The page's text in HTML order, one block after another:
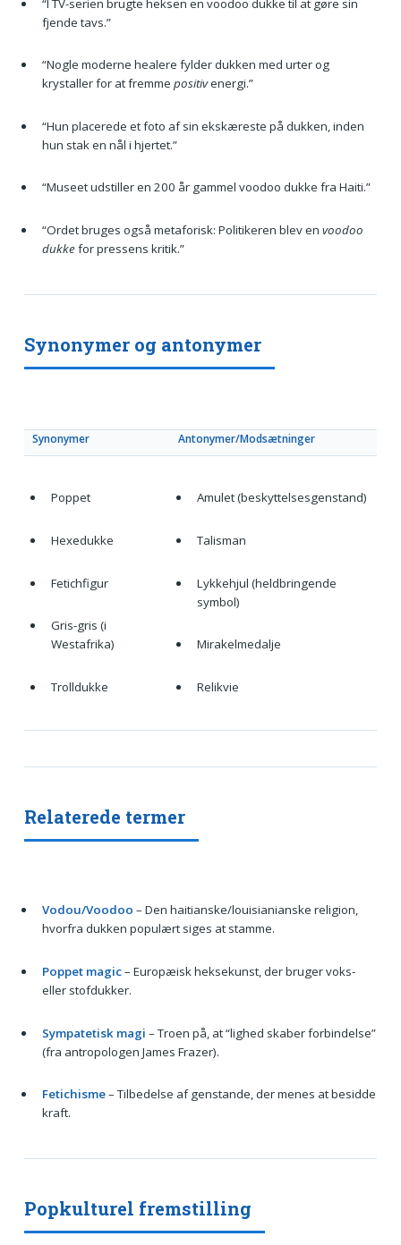
fjende tavs.”
“Nogle moderne healere fylder dukken med urter og
krystaller for at fremme positivenergi.”
“Hun placerede et foto af sin ekskæreste på dukken, inden
hun stak en nål i hjertet.”
“Museet udstiller en 200 år gammel voodoo dukke fra Haiti.”
“Ordet bruges også metaforisk: Politikeren blev en voodoo
dukkefor pressens kritik.”
Synonymer og antonymer
Synonymer Antonymer/Modsætninger
Poppet
Hexedukke
Fetichfigur
Gris-gris (i
Westafrika)
Trolldukke
Amulet (beskyttelsesgenstand)
Talisman
Lykkehjul (heldbringende
symbol)
Mirakelmedalje
Relikvie
Relaterede termer
Vodou/Voodoo – Den haitianske/louisianianske religion,
hvorfra dukken populært siges at stamme.
Poppet magic– Europæisk heksekunst, der bruger voks-
eller stofdukker.
Sympatetisk magi – Troen på, at “lighed skaber forbindelse”
(fra antropologen James Frazer).
Fetichisme– Tilbedelse af genstande, der menes at besidde
kraft.
Popkulturel fremstilling